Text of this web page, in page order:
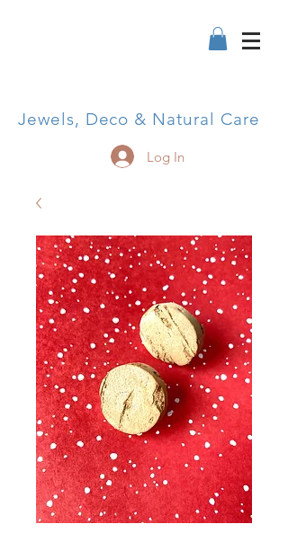
Jewels, Deco & Natural Care
Log In